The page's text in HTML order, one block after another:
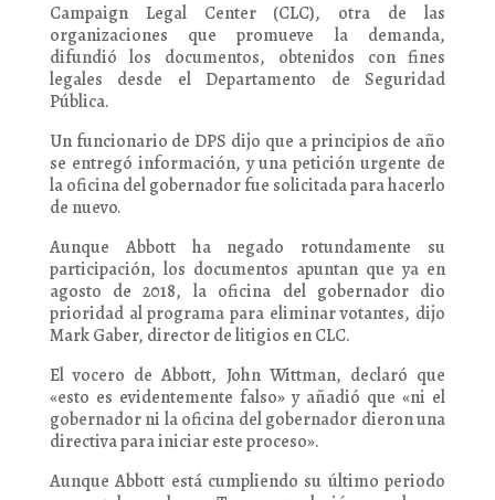
Campaign Legal Center (CLC), otra de las
organizaciones que promueve la demanda,
difundió los documentos, obtenidos con fines
legales desde el Departamento de Seguridad
Pública.
Un funcionario de DPS dijo que a principios de año
se entregó información, y una petición urgente de
la oficina del gobernador fue solicitada para hacerlo
de nuevo.
Aunque Abbott ha negado rotundamente su
participación, los documentos apuntan que ya en
agosto de 2018, la oficina del gobernador dio
prioridad al programa para eliminar votantes, dijo
Mark Gaber, director de litigios en CLC.
El vocero de Abbott, John Wittman, declaró que
«esto es evidentemente falso» y añadió que «ni el
gobernador ni la oficina del gobernador dieron una
directiva para iniciar este proceso».
Aunque Abbott está cumpliendo su último periodo